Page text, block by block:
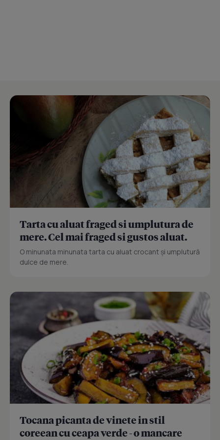
Tarta cu aluat fraged si umplutura de
mere. Cel mai fraged si gustos aluat.
O minunata minunata tarta cu aluat crocant și umplutură
dulce de mere.
Tocana picanta de vinete in stil
coreean cu ceapa verde - o mancare